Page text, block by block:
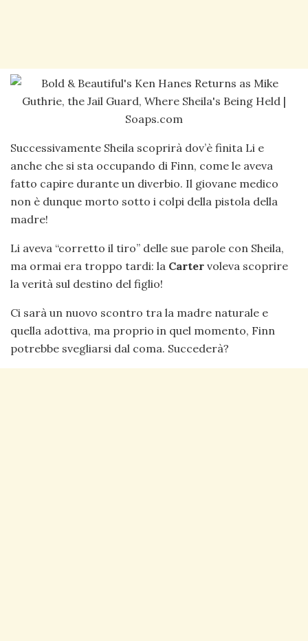
Successivamente Sheila scoprirà dov’è finita Li e
anche che si sta occupando di Finn, come le aveva
fatto capire durante un diverbio. Il giovane medico
non è dunque morto sotto i colpi della pistola della
madre!
Li aveva “corretto il tiro” delle sue parole con Sheila,
ma ormai era troppo tardi: la Carter voleva scoprire
la verità sul destino del figlio!
Ci sarà un nuovo scontro tra la madre naturale e
quella adottiva, ma proprio in quel momento, Finn
potrebbe svegliarsi dal coma. Succederà?